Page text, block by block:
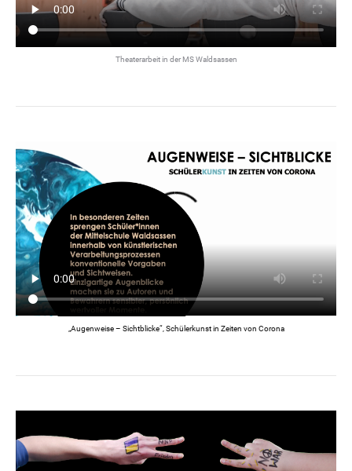
Theaterarbeit in der MS Waldsassen
„Augenweise – Sichtblicke“, Schülerkunst in Zeiten von Corona